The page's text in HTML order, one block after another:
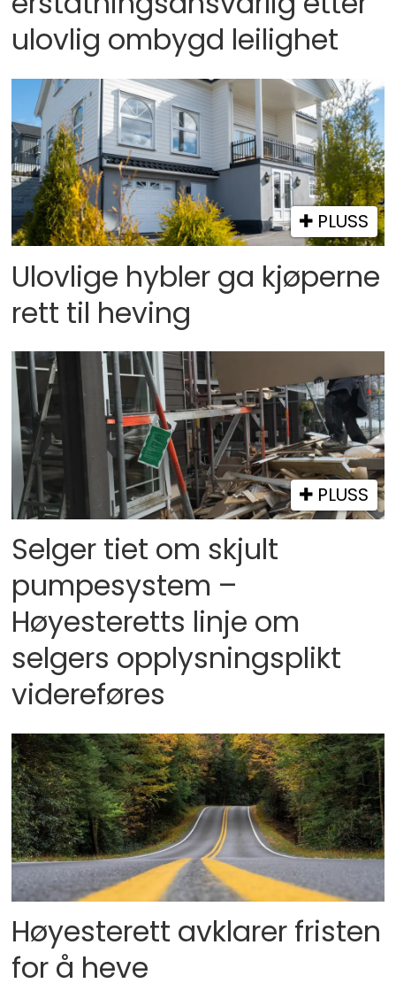
ulovlig ombygd leilighet
PLUSS
Ulovlige hybler ga kjøperne
rett til heving
PLUSS
Selger tiet om skjult
pumpesystem –
Høyesteretts linje om
selgers opplysningsplikt
videreføres
Høyesterett avklarer fristen
for å heve